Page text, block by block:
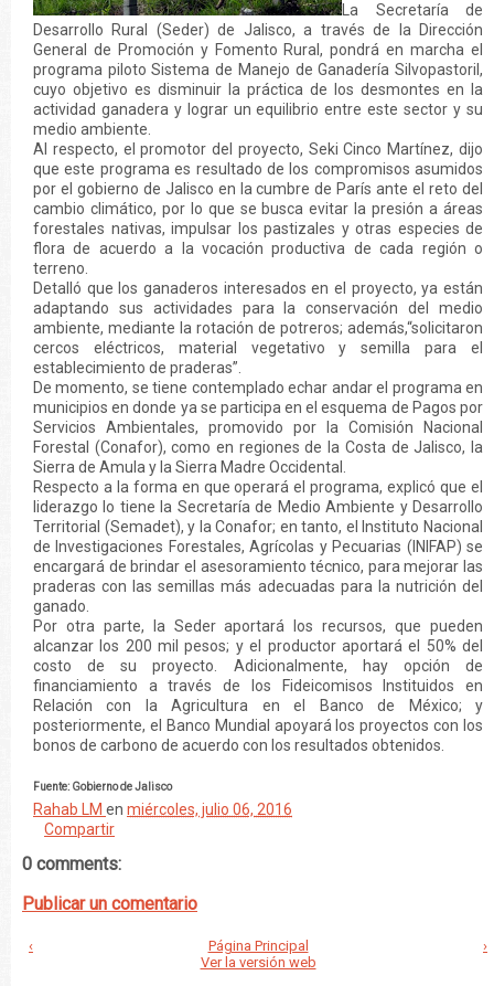
La Secretaría de
Desarrollo Rural (Seder) de Jalisco, a través de la Dirección
General de Promoción y Fomento Rural, pondrá en marcha el
programa piloto Sistema de Manejo de Ganadería Silvopastoril,
cuyo objetivo es disminuir la práctica de los desmontes en la
actividad ganadera y lograr un equilibrio entre este sector y su
medio ambiente.
Al respecto, el promotor del proyecto, Seki Cinco Martínez, dijo
que este programa es resultado de los compromisos asumidos
por el gobierno de Jalisco en la cumbre de París ante el reto del
cambio climático, por lo que se busca evitar la presión a áreas
forestales nativas, impulsar los pastizales y otras especies de
flora de acuerdo a la vocación productiva de cada región o
terreno.
Detalló que los ganaderos interesados en el proyecto, ya están
adaptando sus actividades para la conservación del medio
ambiente, mediante la rotación de potreros; además,“solicitaron
cercos eléctricos, material vegetativo y semilla para el
establecimiento de praderas”.
De momento, se tiene contemplado echar andar el programa en
municipios en donde ya se participa en el esquema de Pagos por
Servicios Ambientales, promovido por la Comisión Nacional
Forestal (Conafor), como en regiones de la Costa de Jalisco, la
Sierra de Amula y la Sierra Madre Occidental.
Respecto a la forma en que operará el programa, explicó que el
liderazgo lo tiene la Secretaría de Medio Ambiente y Desarrollo
Territorial (Semadet), y la Conafor; en tanto, el Instituto Nacional
de Investigaciones Forestales, Agrícolas y Pecuarias (INIFAP) se
encargará de brindar el asesoramiento técnico, para mejorar las
praderas con las semillas más adecuadas para la nutrición del
ganado.
Por otra parte, la Seder aportará los recursos, que pueden
alcanzar los 200 mil pesos; y el productor aportará el 50% del
costo de su proyecto. Adicionalmente, hay opción de
financiamiento a través de los Fideicomisos Instituidos en
Relación con la Agricultura en el Banco de México; y
posteriormente, el Banco Mundial apoyará los proyectos con los
bonos de carbono de acuerdo con los resultados obtenidos.
Fuente: Gobierno de Jalisco
Rahab LM en miércoles, julio 06, 2016
Compartir
0 comments:
Publicar un comentario
‹ ›
Página Principal
Ver la versión web